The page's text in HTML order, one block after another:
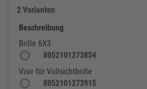
2 Varianten
Beschreibung
Brille 6X3
8052101273854
Visir für Vollsichtbrille
8052101273915